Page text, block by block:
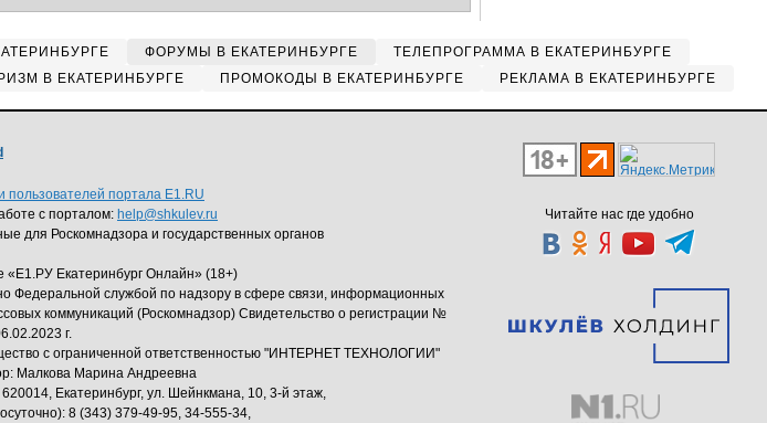
ФОРУМЫ В ЕКАТЕРИНБУРГЕ
ТЕЛЕПРОГРАММА В ЕКАТЕРИНБУРГЕ
В ЕКАТЕРИНБУРГЕ ПРОМОКОДЫ В ЕКАТЕРИНБУРГЕ РЕКЛАМА В ЕКАТЕРИНБУРГЕ
Читайте нас где удобно
пользователей портала E1.RU
с порталом: help@shkulev.ru
для Роскомнадзора и государственных органов
«Е1.РУ Екатеринбург Онлайн» (18+)
Федеральной службой по надзору в сфере связи, информационных
коммуникаций (Роскомнадзор) Свидетельство о регистрации №
г.
с ограниченной ответственностью "ИНТЕРНЕТ ТЕХНОЛОГИИ"
Малкова Марина Андреевна
Екатеринбург, ул. Шейнкмана, 10, 3-й этаж,
8 (343) 379-49-95, 34-555-34,